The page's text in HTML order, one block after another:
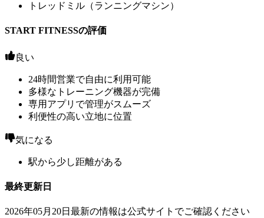
トレッドミル（ランニングマシン）
START FITNESSの評価
良い
24時間営業で自由に利用可能
多様なトレーニング機器が完備
専用アプリで管理がスムーズ
利便性の高い立地に位置
気になる
駅から少し距離がある
最終更新日
2026年05月20日 最新の情報は公式サイトでご確認ください